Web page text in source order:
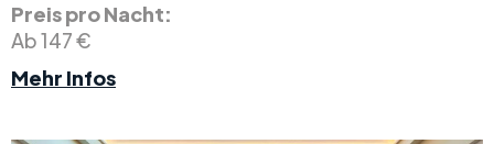
Preis pro Nacht:
Ab 147 €
Mehr Infos